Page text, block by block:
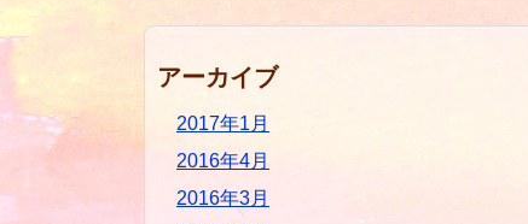
アーカイブ
2017年1月
2016年4月
2016年3月